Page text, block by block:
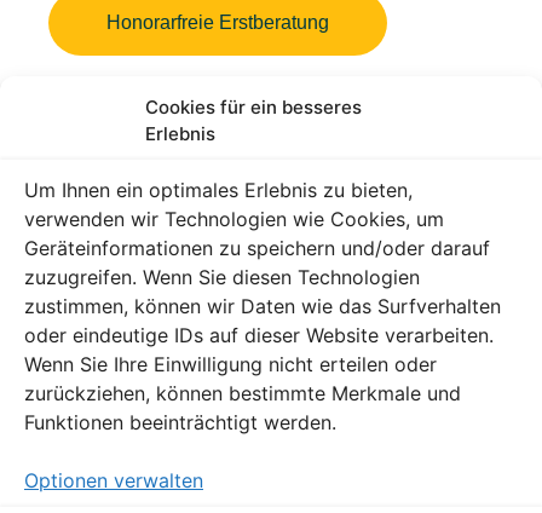
Cookies für ein besseres
Erlebnis
Um Ihnen ein optimales Erlebnis zu bieten,
verwenden wir Technologien wie Cookies, um
Geräteinformationen zu speichern und/oder darauf
zuzugreifen. Wenn Sie diesen Technologien
zustimmen, können wir Daten wie das Surfverhalten
oder eindeutige IDs auf dieser Website verarbeiten.
Wenn Sie Ihre Einwilligung nicht erteilen oder
zurückziehen, können bestimmte Merkmale und
Funktionen beeinträchtigt werden.
Optionen verwalten
Honorarfreie Erstberatung
PDF: Steuern aus den Vorjahren
zurückholen
PDF: 20% weniger Steuern in
den nächsten 12 Jahren
PDF: Von der Assistenz zur
eigenen Praxis
Consulting GmbH